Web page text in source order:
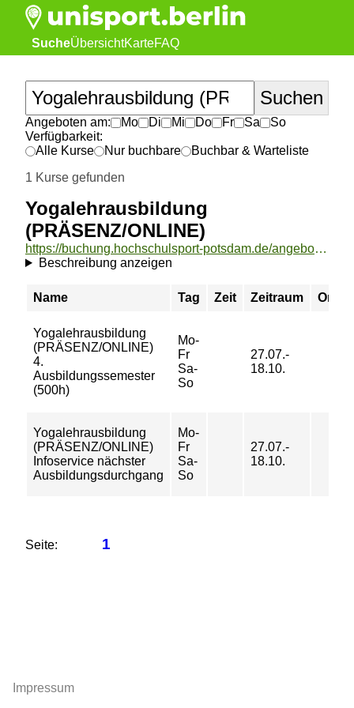
SucheÜbersichtKarteFAQ
Angeboten am: Mo Di Mi Do Fr Sa
So
Verfügbarkeit:
Alle Kurse
Nur buchbare
Buchbar & Warteliste
1 Kurse gefunden
Yogalehrausbildung
(PRÄSENZ/ONLINE)
https://buchung.hochschulsport-potsdam.de/angebote/aktueller_zeitraum/_Yogalehrausbildung__PRAeSENZ_ONLINE_.html
Beschreibung anzeigen
Name Tag Zeit Zeitraum Ort
Yogalehrausbildung
(PRÄSENZ/ONLINE)
4.
Ausbildungssemester
(500h)
Mo-
Fr
Sa-
So
27.07.-
18.10.
Yogalehrausbildung
(PRÄSENZ/ONLINE)
Infoservice nächster
Ausbildungsdurchgang
Mo-
Fr
Sa-
So
27.07.-
18.10.
Seite: 1
Impressum